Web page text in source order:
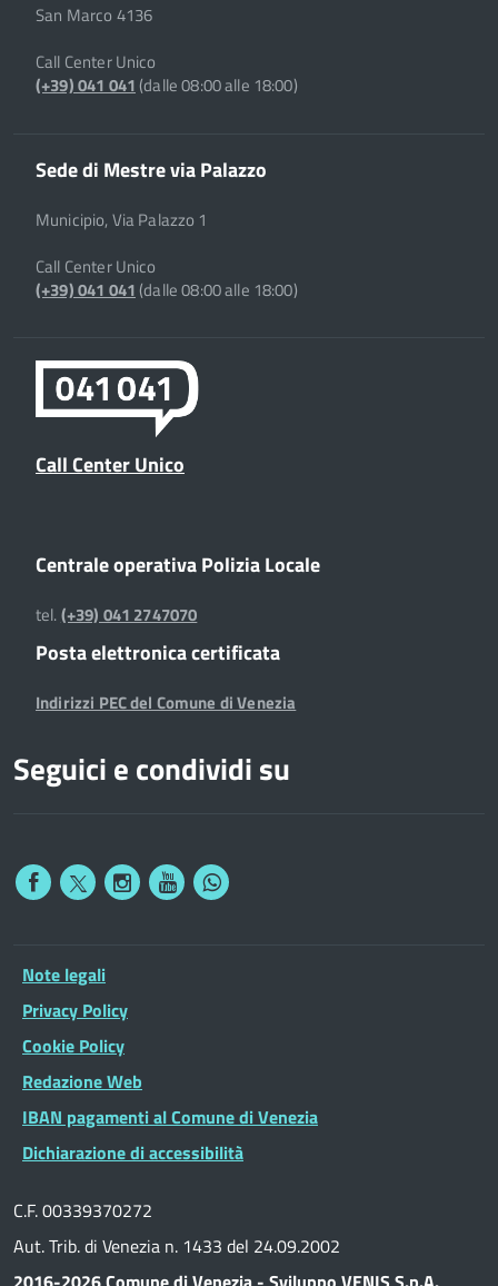
San Marco 4136
Call Center Unico
(+39) 041 041(dalle 08:00 alle 18:00)
Sede di Mestre via Palazzo
Municipio, Via Palazzo 1
Call Center Unico
(+39) 041 041(dalle 08:00 alle 18:00)
Call Center Unico
Centrale operativa Polizia Locale
tel.(+39) 041 2747070
Posta elettronica certificata
Indirizzi PEC del Comune di Venezia
Seguici e condividi su
Note legali
Privacy Policy
Cookie Policy
Redazione Web
IBAN pagamenti al Comune di Venezia
Dichiarazione di accessibilità
C.F. 00339370272
Aut. Trib. di Venezia n. 1433 del 24.09.2002